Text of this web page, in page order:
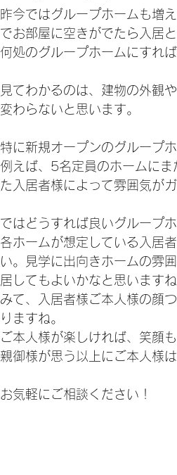
昨今ではグループホームも増
でお部屋に空きがでたら入居
何処のグループホームにすれ
見てわかるのは、建物の外観
変わらないと思います。
特に新規オープンのグループ
例えば、5名定員のホームに
た入居者様によって雰囲気が
ではどうすれば良いグループ
各ホームが想定している入居
い。見学に出向きホームの雰
居してもよいかなと思います
みて、入居者様ご本人様の顔
りますね。
ご本人様が楽しければ、笑顔
親御様が思う以上にご本人様
お気軽にご相談ください！